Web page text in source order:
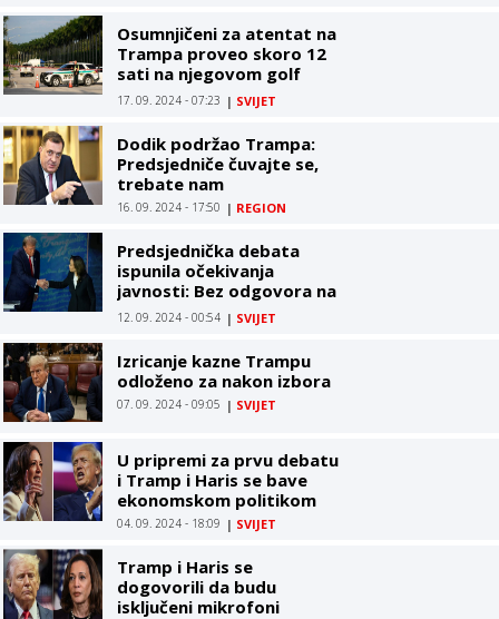
Osumnjičeni za atentat na
Trampa proveo skoro 12
sati na njegovom golf
terenu
17. 09. 2024 - 07:23 | SVIJET
Dodik podržao Trampa:
Predsjedniče čuvajte se,
trebate nam
16. 09. 2024 - 17:50 | REGION
Predsjednička debata
ispunila očekivanja
javnosti: Bez odgovora na
ključno pitanje
12. 09. 2024 - 00:54 | SVIJET
Izricanje kazne Trampu
odloženo za nakon izbora
07. 09. 2024 - 09:05 | SVIJET
U pripremi za prvu debatu
i Tramp i Haris se bave
ekonomskom politikom
04. 09. 2024 - 18:09 | SVIJET
Tramp i Haris se
dogovorili da budu
isključeni mikrofoni